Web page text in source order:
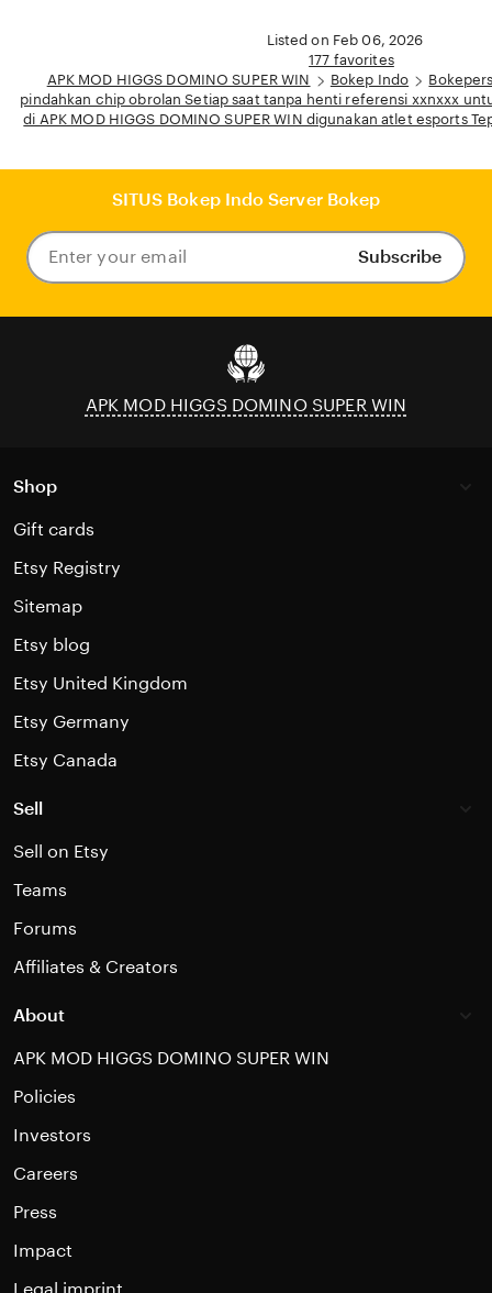
Listed on Feb 06, 2026
177 favorites
APK MOD HIGGS DOMINO SUPER WIN
Bokep Indo
pindahkan chip obrolan Setiap saat tanpa henti referensi xxnxxx
di APK MOD HIGGS DOMINO SUPER WIN digunakan atlet esports
SITUS Bokep Indo Server Bokep
Enter
your
Subscribe
APK MOD HIGGS DOMINO SUPER WIN
Shop
Gift cards
Etsy Registry
Sitemap
Etsy blog
Etsy United Kingdom
Etsy Germany
Etsy Canada
Sell
Sell on Etsy
Teams
Forums
Affiliates & Creators
About
APK MOD HIGGS DOMINO SUPER WIN
Policies
Investors
Careers
Press
Impact
Legal imprint